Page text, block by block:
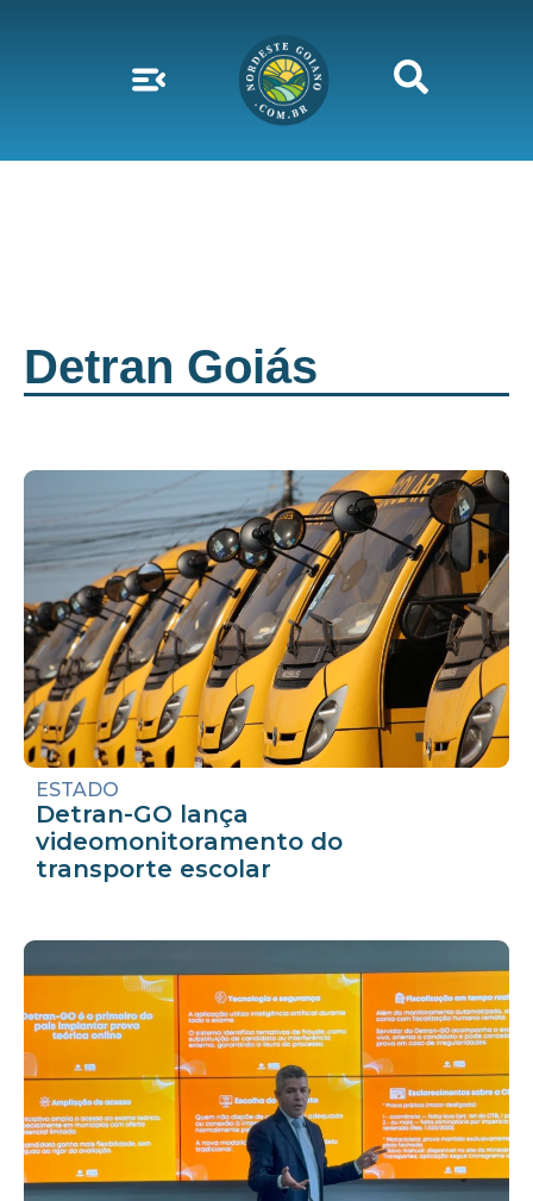
Detran Goiás
ESTADO
Detran-GO lança
videomonitoramento do
transporte escolar